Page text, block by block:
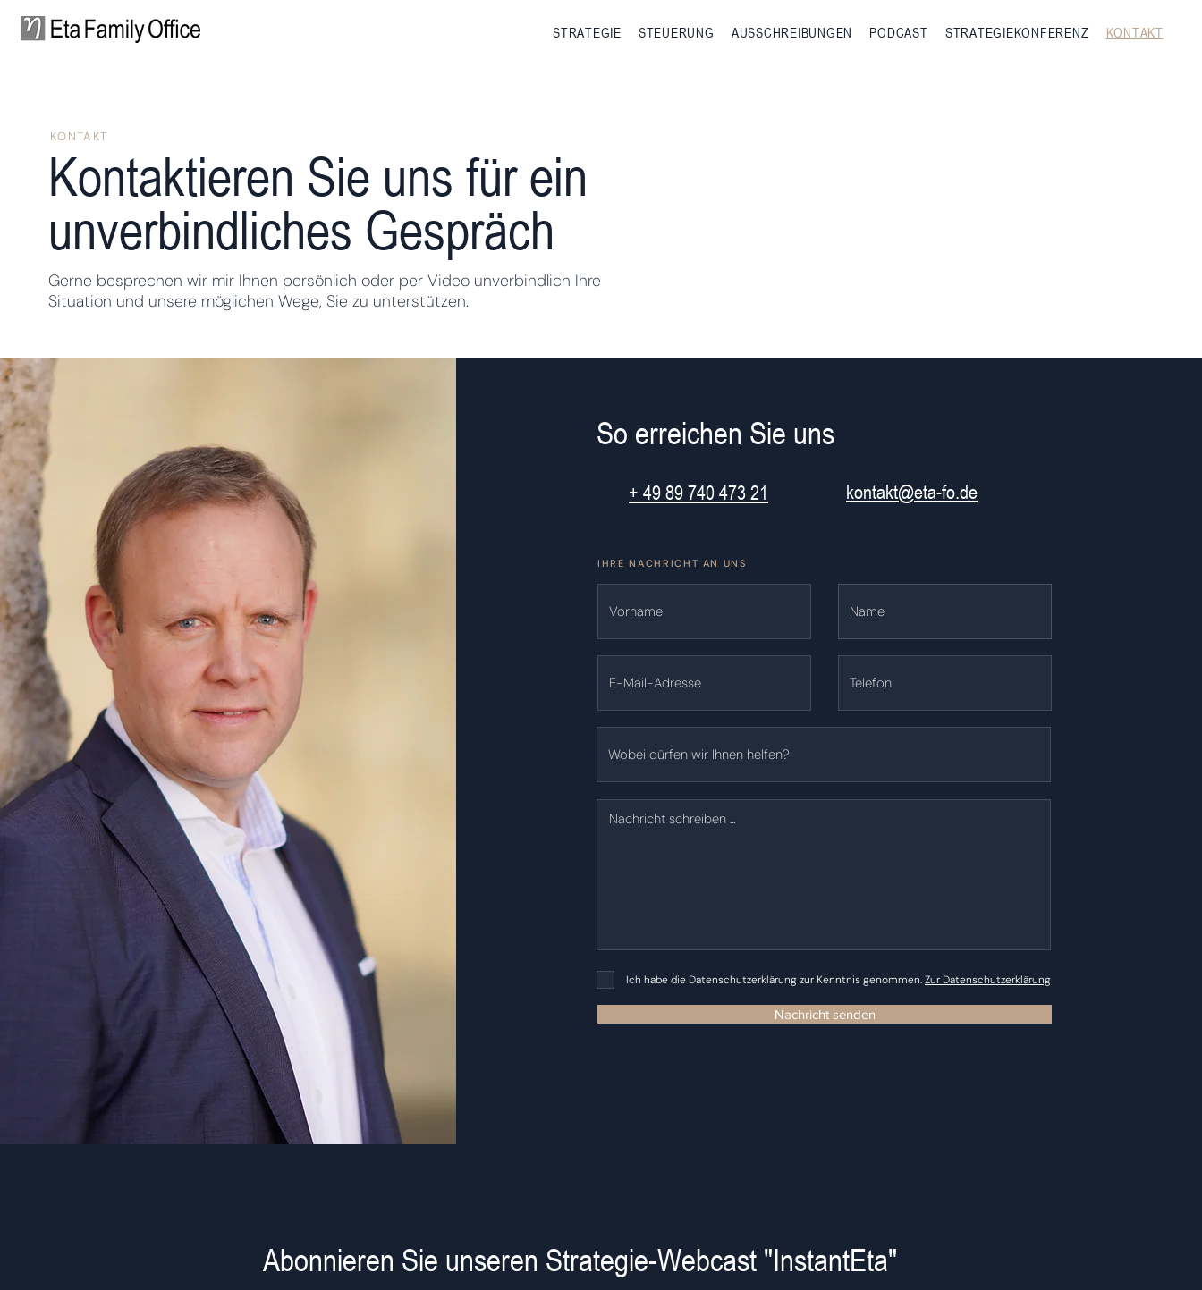
STRATEGIE STEUERUNG AUSSCHREIBUNGEN PODCAST STRATEGIEKONFERENZ KONTAKT
KONTAKT
Kontaktieren Sie uns für ein
unverbindliches Gespräch
Gerne besprechen wir mir Ihnen persönlich oder per Video unverbindlich Ihre
Situation und unsere möglichen Wege, Sie zu unterstützen.
So erreichen Sie uns
+ 49 89 740 473 21 kontakt@eta-fo.de
IHRE NACHRICHT AN UNS
Ich habe die Datenschutzerklärung zur Kenntnis genommen.Zur Datenschutzerklärung
Nachricht senden
Abonnieren Sie unseren Strategie-Webcast "InstantEta"